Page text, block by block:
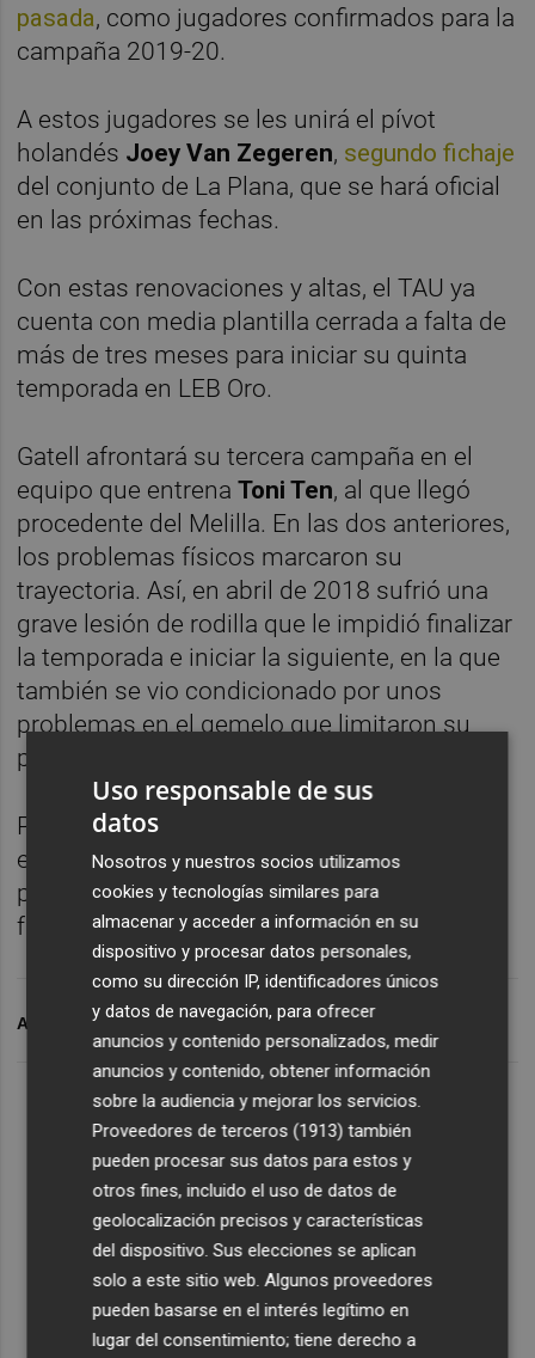
pasada, como jugadores confirmados para la
campaña 2019-20.
A estos jugadores se les unirá el pívot
holandés Joey Van Zegeren, segundo fichaje
del conjunto de La Plana, que se hará oficial
en las próximas fechas.
Con estas renovaciones y altas, el TAU ya
cuenta con media plantilla cerrada a falta de
más de tres meses para iniciar su quinta
temporada en LEB Oro.
Gatell afrontará su tercera campaña en el
equipo que entrenaToni Ten, al que llegó
procedente del Melilla. En las dos anteriores,
los problemas físicos marcaron su
trayectoria. Así, en abril de 2018 sufrió una
grave lesión de rodilla que le impidió finalizar
la temporada e iniciar la siguiente, en la que
también se vio condicionado por unos
problemas en el gemelo que limitaron su
participación a 18 partidos en todo el curso.
Pese a ello, el TAU mantiene su confianza en
este jugador, que ha sido pieza importante
para Toni Ten cuando ha estado en plenitud
física.
ARCHIVADO EN TAU CASTELLO
Uso responsable de sus
datos
Nosotros y nuestros socios utilizamos
cookies y tecnologías similares para
almacenar y acceder a información en su
dispositivo y procesar datos personales,
como su dirección IP, identificadores únicos
y datos de navegación, para ofrecer
anuncios y contenido personalizados, medir
anuncios y contenido, obtener información
sobre la audiencia y mejorar los servicios.
Proveedores de terceros (1913) también
pueden procesar sus datos para estos y
otros fines, incluido el uso de datos de
geolocalización precisos y características
del dispositivo. Sus elecciones se aplican
solo a este sitio web. Algunos proveedores
pueden basarse en el interés legítimo en
lugar del consentimiento; tiene derecho a